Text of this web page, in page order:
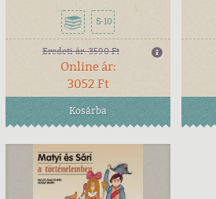
5-10
Eredeti ár:3590 Ft
Online ár:
3052 Ft
Kosárba